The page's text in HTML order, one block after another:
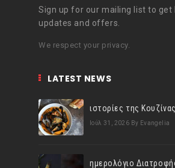
Sign up for our mailing list to get
updates and offers.
We respect your privacy.
LATEST NEWS
Ιούλ 31, 2026 By Evangelia